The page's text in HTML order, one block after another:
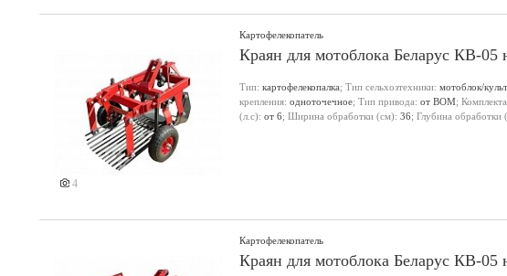
4
Картофелекопатель
Краян для мотоблока Беларус КВ-05
Тип: картофелекопалка; Тип сельхозтехники: мотоблок/
крепления: одноточечное; Тип привода: от ВОМ;
(л.с): от 6; Ширина обработки (см): 36; Глубина обработки
Картофелекопатель
Краян для мотоблока Беларус КВ-05